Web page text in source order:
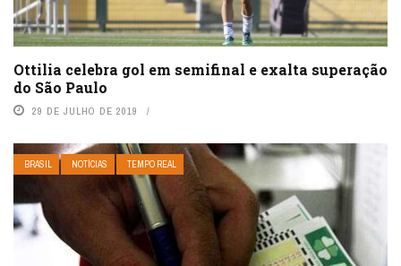
Ottilia celebra gol em semifinal e exalta superação
do São Paulo
29 DE JULHO DE 2019
BRASIL NOTÍCIAS TEMPO REAL